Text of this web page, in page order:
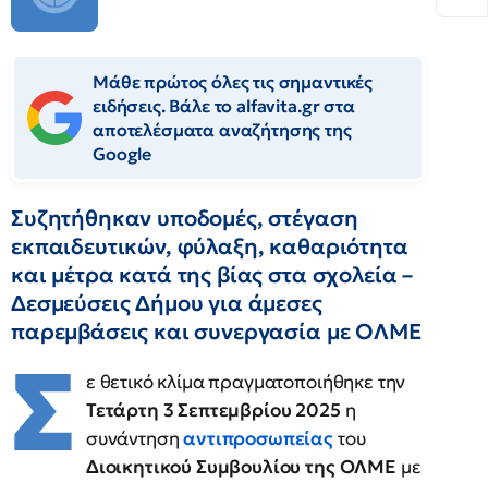
Μάθε πρώτος όλες τις σημαντικές
ειδήσεις. Βάλε το alfavita.gr στα
αποτελέσματα αναζήτησης της
Google
Συζητήθηκαν υποδομές, στέγαση
εκπαιδευτικών, φύλαξη, καθαριότητα
και μέτρα κατά της βίας στα σχολεία –
Δεσμεύσεις Δήμου για άμεσες
παρεμβάσεις και συνεργασία με ΟΛΜΕ
Σ ε θετικό κλίμα πραγματοποιήθηκε την
Τετάρτη 3 Σεπτεμβρίου 2025 η
συνάντησηαντιπροσωπείαςτου
Διοικητικού Συμβουλίου της ΟΛΜΕ με